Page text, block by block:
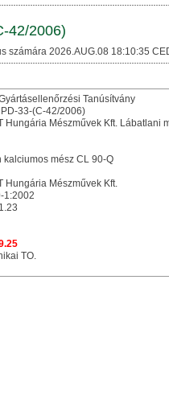
42/2006)
számára 2026.AUG.08 18:10:35
Tanúsítvány
33-(C-42/2006)
Hungária Mészművek Kft. Lábatlani
kalciumos mész CL 90-Q
Hungária Mészművek Kft.
1:2002
TO.